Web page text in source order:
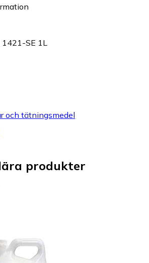
1421-SE 1L
och tätningsmedel
produkter